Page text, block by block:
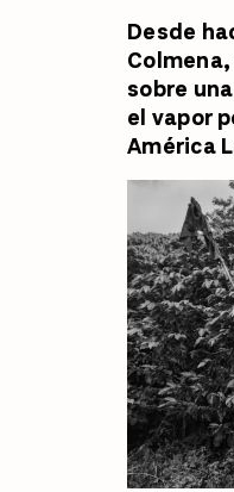
Desde
sobre
el vapor
América